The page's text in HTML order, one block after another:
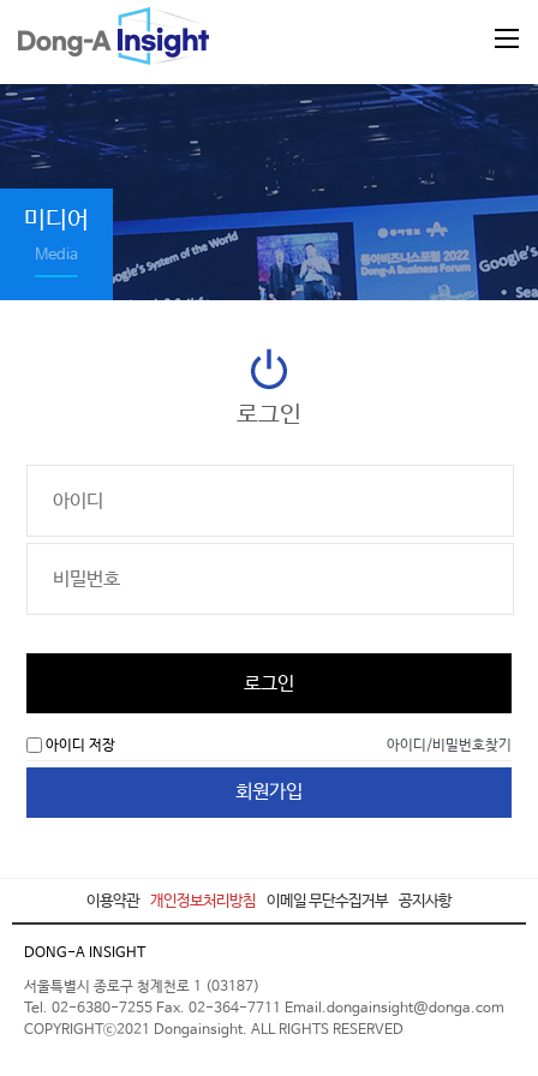
미디어
Media
로그인
로그인
아이디 저장 아이디/비밀번호찾기
회원가입
이용약관 개인정보처리방침 이메일 무단수집거부 공지사항
DONG-A INSIGHT
서울특별시 종로구 청계천로 1 (03187)
Tel. 02-6380-7255 Fax. 02-364-7711 Email.dongainsight@donga.com
COPYRIGHTⓒ2021 Dongainsight. ALL RIGHTS RESERVED